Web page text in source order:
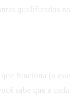
qualificados na
funciona (o que
sabe que a cada